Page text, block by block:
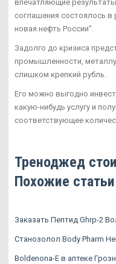
впечатляющие
соглашения состоялось в
новая нефть России".
Задолго до кризиса
промышленности,
слишком крепкий рубль.
Его можно выгодно
какую-нибудь услугу и
соответствующее
Треноджед
Похожие
Заказать Пептид Ghrp-2
Станозолол Body Pharm
Boldenona-E в аптеке